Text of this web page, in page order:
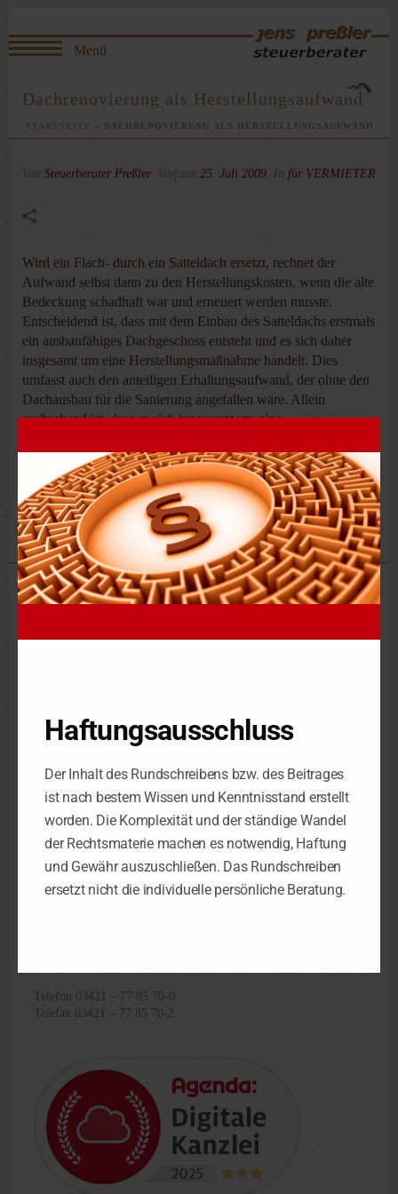
Dachrenovierung als Herstellungsaufwand
» DACHRENOVIERUNG ALS HERSTELLUNGSAUFWAND
Von Steuerberater Preßler Verfasst 25. Juli 2009 In für VERMIETER
Wird ein Flach- durch ein Satteldach ersetzt, rechnet der
Aufwand selbst dann zu den Herstellungskosten, wenn die alte
Bedeckung schadhaft war und erneuert werden musste.
Entscheidend ist, dass mit dem Einbau des Satteldachs erstmals
ein ausbaufähiges Dachgeschoss entsteht und es sich daher
insgesamt um eine Herstellungsmaßnahme handelt. Dies
umfasst auch den anteiligen Erhaltungsaufwand, der ohne den
Dachausbau für die Sanierung angefallen wäre. Allein
maßgebend ist, dass es sich insgesamt um eine
FG München 2.4.09, 5 K 2961/07
Steuerkanzlei Leipzig
D-06886 Luth. Wittenberg
Telefon 03491 – 45 47 47-4
Telefon 03421 – 77 85 70-0
Telefax 03421 – 77 85 70-2
Haftungsausschluss
Der Inhalt des Rundschreibens bzw. des Beitrages
ist nach bestem Wissen und Kenntnisstand erstellt
worden. Die Komplexität und der ständige Wandel
der Rechtsmaterie machen es notwendig, Haftung
und Gewähr auszuschließen. Das Rundschreiben
ersetzt nicht die individuelle persönliche Beratung.